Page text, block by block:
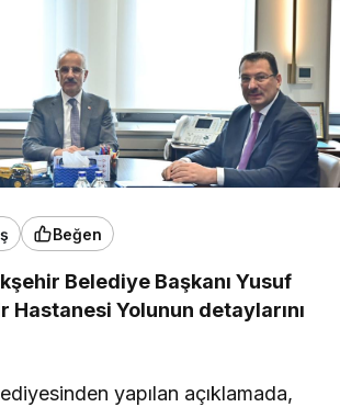
Beğen
Belediye Başkanı Yusuf
Hastanesi Yolunun detaylarını
yapılan açıklamada,